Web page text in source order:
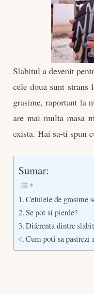
Slabitul a devenit
cele doua sunt
grasime, raportant la
are mai multa masa
exista. Hai sa-ti spun
Sumar:
Celulele de grasime
Se pot si pierde?
Diferenta dintre
Cum poti sa pastrezi